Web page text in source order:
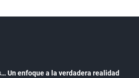
Un enfoque a la verdadera realidad